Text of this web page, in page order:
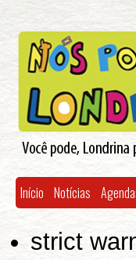
content
Início Notícias
strict